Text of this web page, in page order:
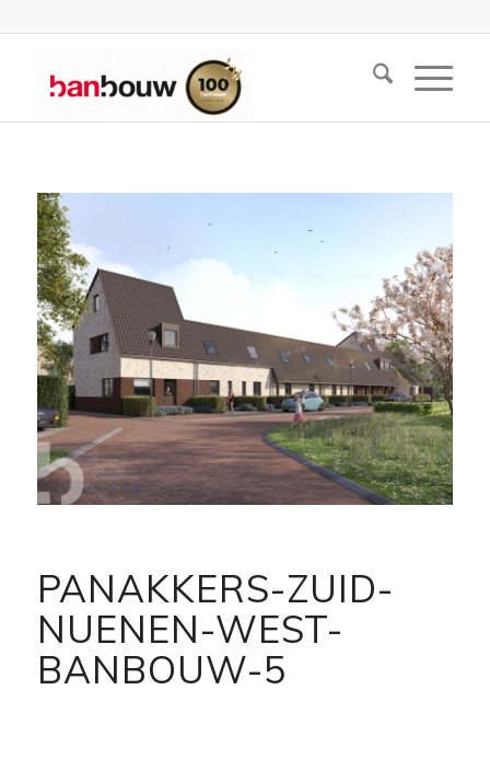
PANAKKERS-ZUID-
NUENEN-WEST-
BANBOUW-5